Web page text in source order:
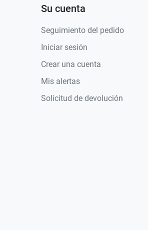
Su cuenta
Seguimiento del pedido
Iniciar sesión
Crear una cuenta
Mis alertas
Solicitud de devolución